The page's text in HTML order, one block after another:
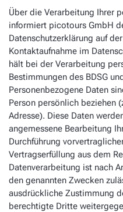
Über die Verarbeitung Ihrer
informiert picotours GmbH
Datenschutzerklärung auf
Kontaktaufnahme im
hält bei der Verarbeitung
Bestimmungen des BDSG
Personenbezogene Daten
Person persönlich beziehen
Adresse). Diese Daten
angemessene Bearbeitung
Durchführung
Vertragserfüllung aus dem
Datenverarbeitung ist nach
den genannten Zwecken
ausdrückliche Zustimmung
berechtigte Dritte